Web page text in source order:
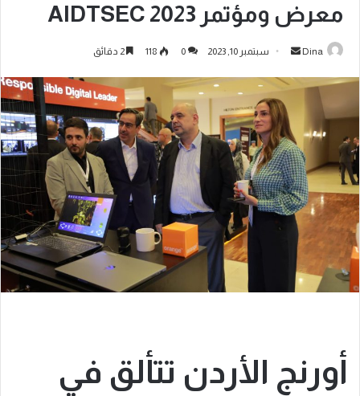
معرض ومؤتمر AIDTSEC 2023
Dina سبتمبر 10, 2023 0
118
أورنج الأردن تتألق في